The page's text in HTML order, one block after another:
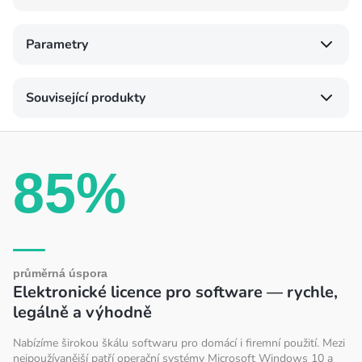
Parametry
Související produkty
85%
průměrná úspora
Elektronické licence pro software — rychle,
legálně a výhodně
Nabízíme širokou škálu softwaru pro domácí i firemní použití. Mezi
nejpoužívanější patří operační systémy Microsoft Windows 10 a